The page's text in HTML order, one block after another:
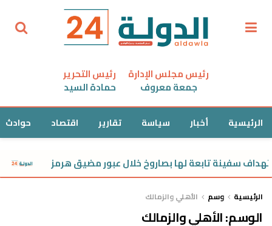
رئيس مجلس الإدارة
جمعة معروف
رئيس التحرير
حمادة السيد
الرئيسية أخبار سياسة تقارير اقتصاد حوادث
سفينة تابعة لها بصاروخ خلال عبور مضيق هرمز
الرئيسية وسم الأهلي والزمالك
الوسم:الأهلي والزمالك